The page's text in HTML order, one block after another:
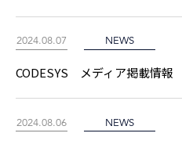
2024.08.07 NEWS
CODESYS メディア掲載情報
2024.08.06 NEWS